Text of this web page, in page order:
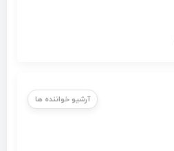
آرشیو خواننده ها